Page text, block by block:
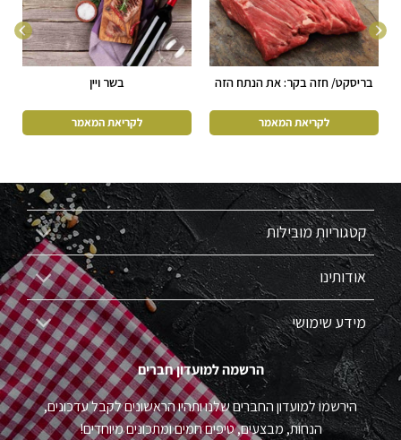
בריסקט/ חזה בקר: את הנתח הזה
בשר ויין
קטגוריות מובילות
אודותינו
מידע שימושי
הרשמה למועדון חברים
הירשמו למועדון החברים שלנו ותהיו הראשונים לקבל עדכונים,
הנחות, מבצעים, טיפים חמים ומתכונים מיוחדים!